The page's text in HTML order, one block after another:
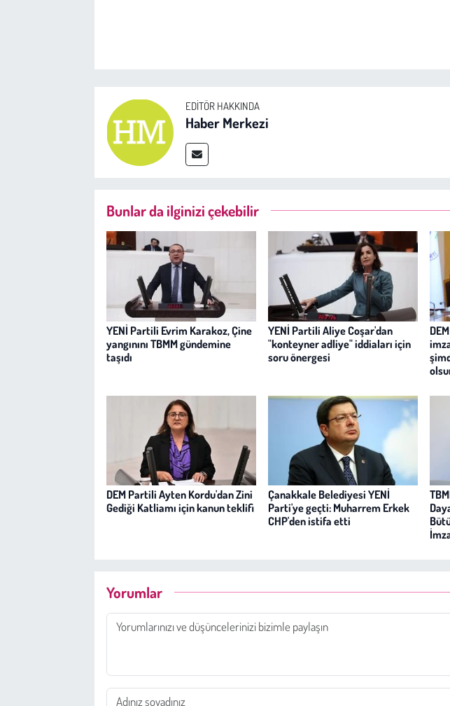
EDITÖR HAKKINDA
Haber Merkezi
Bunlar da ilginizi çekebilir
YENİ Partili Evrim Karakoz, Çine
yangınını TBMM gündemine
taşıdı
YENİ Partili Aliye Coşar'dan
"konteyner adliye" iddiaları için
soru önergesi
DEM Partili Ayten Kordu'dan Zini
Gediği Katliamı için kanun teklifi
Çanakkale Belediyesi YENİ
Parti'ye geçti: Muharrem Erkek
CHP'den istifa etti
Yorumlar